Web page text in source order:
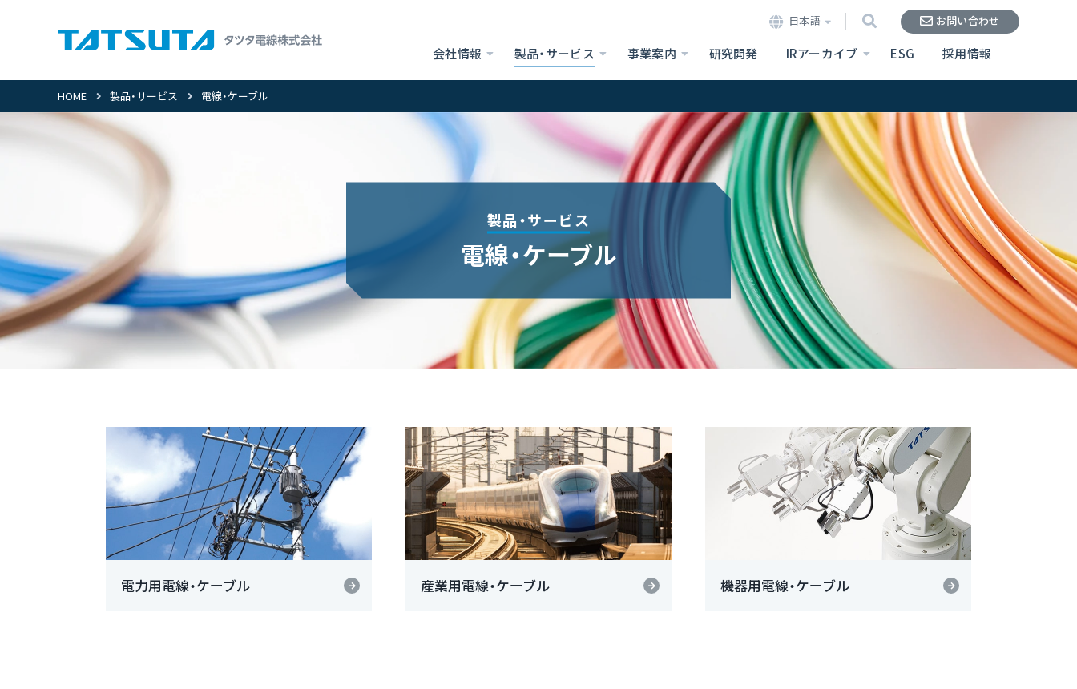
日本語 お問い合わせ
会社情報 製品・サービス 事業案内 研究開発 IRアーカイブ ESG 採用情報
HOME 製品・サービス 電線・ケーブル
製品・サービス
電線・ケーブル
電力用電線・ケーブル 産業用電線・ケーブル 機器用電線・ケーブル